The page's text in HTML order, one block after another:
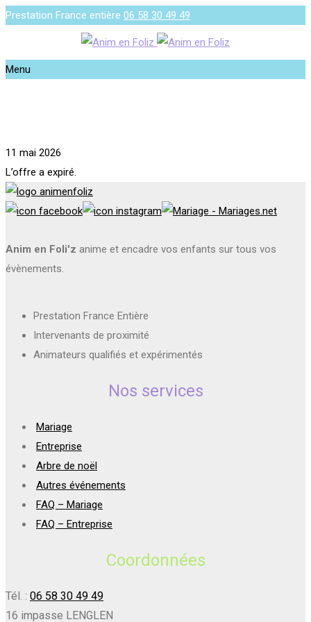
Prestation France entière 06 58 30 49 49
Menu
11 mai 2026
L’offre a expiré.
Anim en Foli'z anime et encadre vos enfants sur tous vos
évènements.
Prestation France Entière
Intervenants de proximité
Animateurs qualifiés et expérimentés
Nos services
Mariage
Entreprise
Arbre de noël
Autres événements
FAQ – Mariage
FAQ – Entreprise
Coordonnées
Tél. : 06 58 30 49 49
16 impasse LENGLEN